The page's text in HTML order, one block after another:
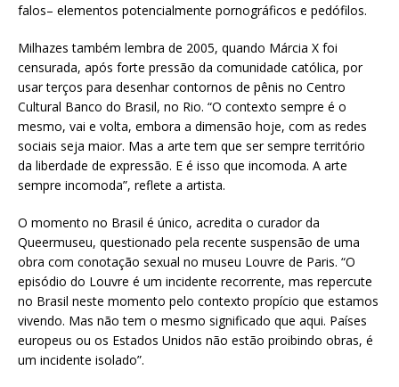
falos– elementos potencialmente pornográficos e pedófilos.
Milhazes também lembra de 2005, quando Márcia X foi
censurada, após forte pressão da comunidade católica, por
usar terços para desenhar contornos de pênis no Centro
Cultural Banco do Brasil, no Rio. “O contexto sempre é o
mesmo, vai e volta, embora a dimensão hoje, com as redes
sociais seja maior. Mas a arte tem que ser sempre território
da liberdade de expressão. E é isso que incomoda. A arte
sempre incomoda”, reflete a artista.
O momento no Brasil é único, acredita o curador da
Queermuseu, questionado pela recente suspensão de uma
obra com conotação sexual no museu Louvre de Paris. “O
episódio do Louvre é um incidente recorrente, mas repercute
no Brasil neste momento pelo contexto propício que estamos
vivendo. Mas não tem o mesmo significado que aqui. Países
europeus ou os Estados Unidos não estão proibindo obras, é
um incidente isolado”.